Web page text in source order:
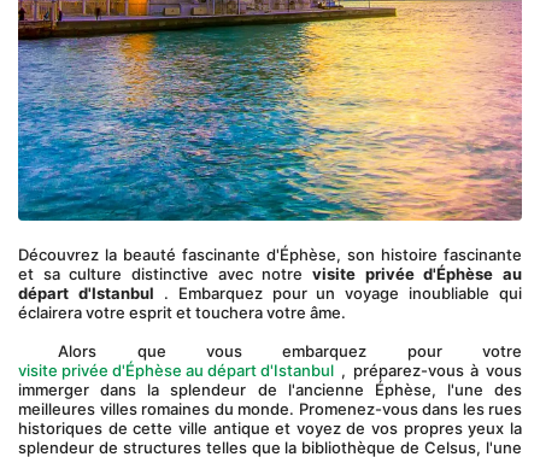
Découvrez la beauté fascinante d'Éphèse, son histoire fascinante
et sa culture distinctive avec notre visite privée d'Éphèse au
départ d'Istanbul . Embarquez pour un voyage inoubliable qui
éclairera votre esprit et touchera votre âme.
Alors que vous embarquez pour votre
visite privée d'Éphèse au départ d'Istanbul , préparez-vous à vous
immerger dans la splendeur de l'ancienne Éphèse, l'une des
meilleures villes romaines du monde. Promenez-vous dans les rues
historiques de cette ville antique et voyez de vos propres yeux la
splendeur de structures telles que la bibliothèque de Celsus, l'une